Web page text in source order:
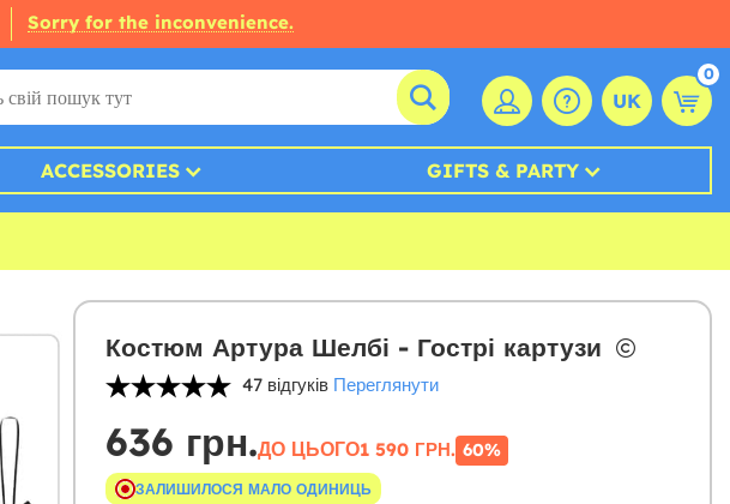
Sorry for the inconvenience.
UK
0
ACCESSORIES GIFTS & PARTY
Костюм Артура Шелбі - Гострі картузи
47 відгуків Переглянути
636 грн.ДО ЦЬОГО1 590 ГРН. 60%
ЗАЛИШИЛОСЯ МАЛО ОДИНИЦЬ